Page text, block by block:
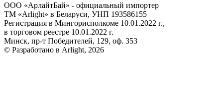
ООО «АрлайтБай» - официальный импортер
ТМ «Arlight» в Беларуси, УНП 193586155
Регистрация в Мингорисполкоме 10.01.2022 г.,
в торговом реестре 10.01.2022 г.
Минск, пр-т Победителей, 129, оф. 353
© Разработано в Arlight, 2026